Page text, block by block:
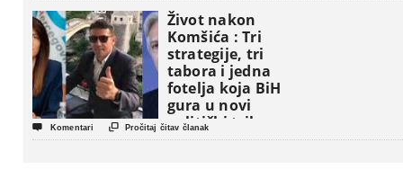
Život nakon
Komšića : Tri
strategije, tri
tabora i jedna
fotelja koja BiH
gura u novi
politički triler
 Komentari  Pročitaj čitav članak